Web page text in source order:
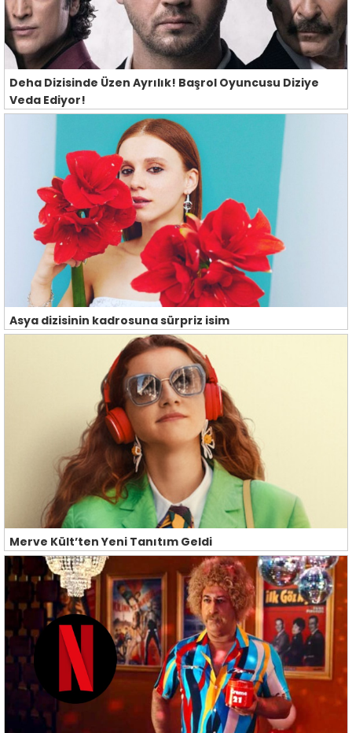
Deha Dizisinde Üzen Ayrılık! Başrol Oyuncusu Diziye
Veda Ediyor!
Asya dizisinin kadrosuna sürpriz isim
Merve Kült’ten Yeni Tanıtım Geldi